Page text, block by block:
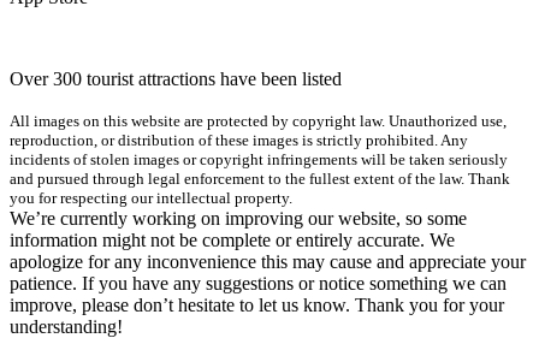
Over 300 tourist attractions have been listed
All images on this website are protected by copyright law. Unauthorized use,
reproduction, or distribution of these images is strictly prohibited. Any
incidents of stolen images or copyright infringements will be taken seriously
and pursued through legal enforcement to the fullest extent of the law. Thank
you for respecting our intellectual property.
We’re currently working on improving our website, so some
information might not be complete or entirely accurate. We
apologize for any inconvenience this may cause and appreciate your
patience. If you have any suggestions or notice something we can
improve, please don’t hesitate to let us know. Thank you for your
understanding!